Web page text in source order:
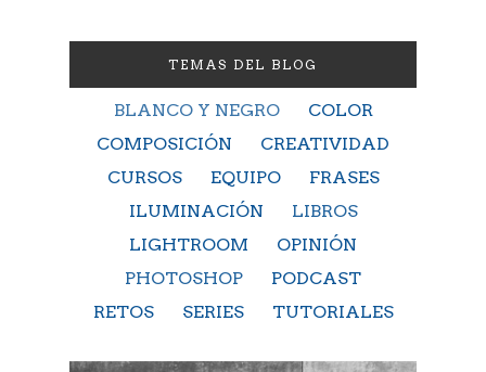
TEMAS DEL BLOG
BLANCO Y NEGRO
COLOR
COMPOSICIÓN
CREATIVIDAD
CURSOS
EQUIPO
FRASES
ILUMINACIÓN
LIBROS
LIGHTROOM
OPINIÓN
PHOTOSHOP
PODCAST
RETOS
SERIES TUTORIALES